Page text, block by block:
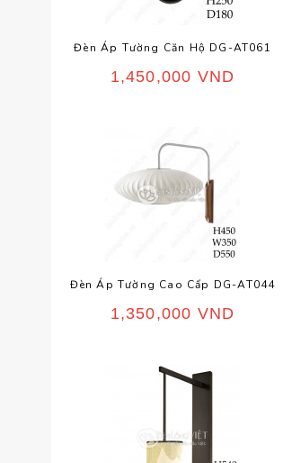
Đèn Áp Tường Căn Hộ DG-AT061
1,450,000 VND
Đèn Áp Tường Cao Cấp DG-AT044
1,350,000 VND